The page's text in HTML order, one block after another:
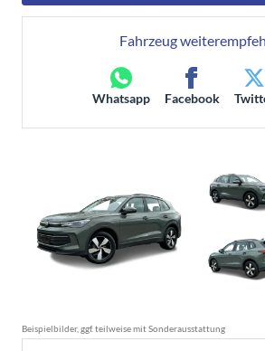
Fahrzeug
Whatsapp Facebook
Beispielbilder, ggf. teilweise mit Sonderausstattung